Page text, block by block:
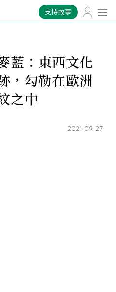
支持故事
藍：東西文化
，勾勒在歐洲
之中
2021-09-27